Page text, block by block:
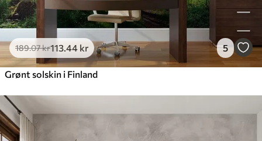
189.07kr113.44 kr 5
Grønt solskin i Finland